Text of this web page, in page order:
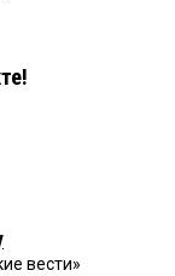
вести»